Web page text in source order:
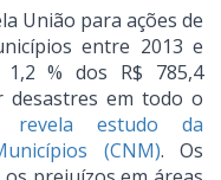
União para ações de
entre 2013 e
1,2 % dos R$ 785,4
desastres em todo o
revela estudo da
(CNM). Os